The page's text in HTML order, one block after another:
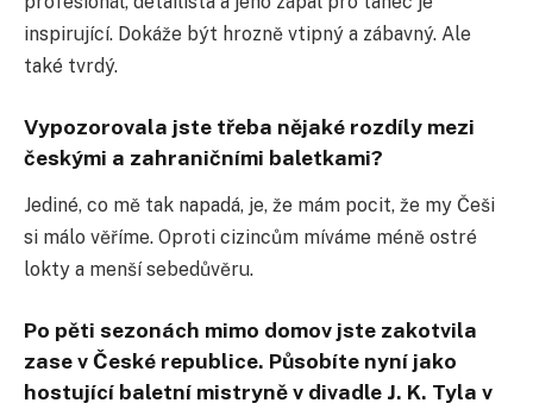
inspirující. Dokáže být hrozně vtipný a zábavný. Ale
také tvrdý.
Vypozorovala jste třeba nějaké rozdíly mezi
českými a zahraničními baletkami?
Jediné, co mě tak napadá, je, že mám pocit, že my Češi
si málo věříme. Oproti cizincům míváme méně ostré
lokty a menší sebedůvěru.
Po pěti sezonách mimo domov jste zakotvila
zase v České republice. Působíte nyní jako
hostující baletní mistryně v divadle J. K. Tyla v